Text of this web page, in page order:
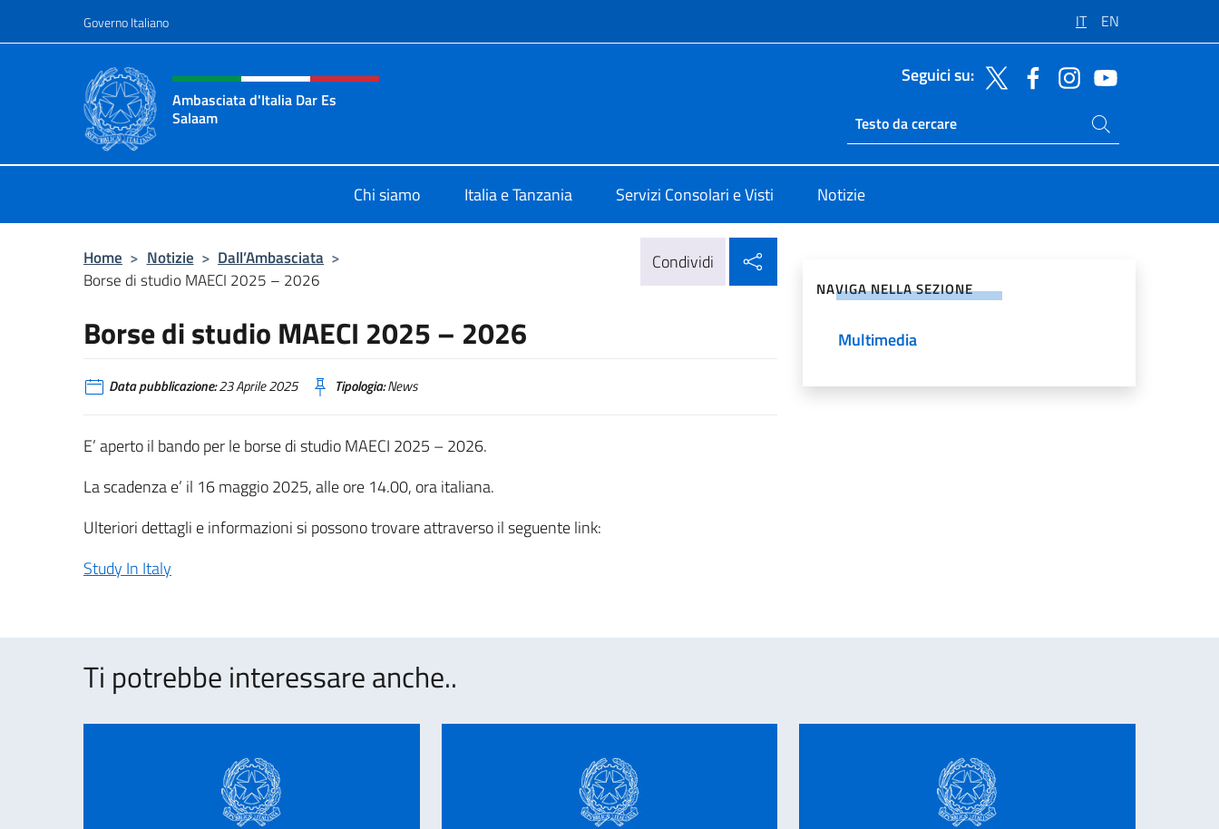
Governo Italiano IT EN
Intestazione sito, social e menù
Ambasciata d'Italia Dar Es
Salaam
Seguici su:
Ricerca sito live
Cerca nel sito
Chi siamo Italia e Tanzania Servizi Consolari e Visti Notizie
Home > Notizie > Dall’Ambasciata >
Borse di studio MAECI 2025 – 2026
Condividi
Borse di studio MAECI 2025 – 2026
Data pubblicazione:23 Aprile 2025 Tipologia:News
E’ aperto il bando per le borse di studio MAECI 2025 – 2026.
La scadenza e’ il 16 maggio 2025, alle ore 14.00, ora italiana.
Ulteriori dettagli e informazioni si possono trovare attraverso il seguente link:
Study In Italy
NAVIGA NELLA SEZIONE
Multimedia
Ti potrebbe interessare anche..